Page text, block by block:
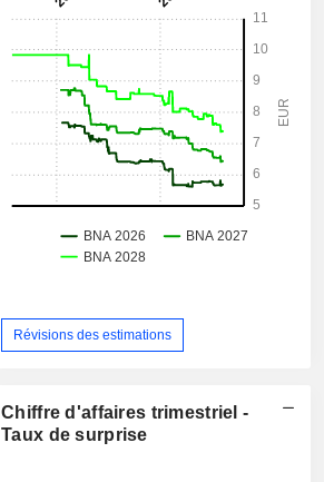
Révisions des estimations
Chiffre d'affaires trimestriel -
Taux de surprise